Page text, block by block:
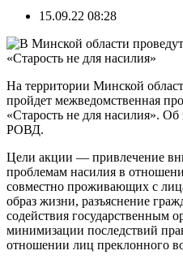
15.09.22 08:28
На территории Минской
пройдет межведомственная
«Старость не для насилия».
РОВД.
Цели акции — привлечение
проблемам насилия в
совместно проживающих с
образ жизни, разъяснение
содействия государственным
минимизации последствий
отношении лиц преклонного